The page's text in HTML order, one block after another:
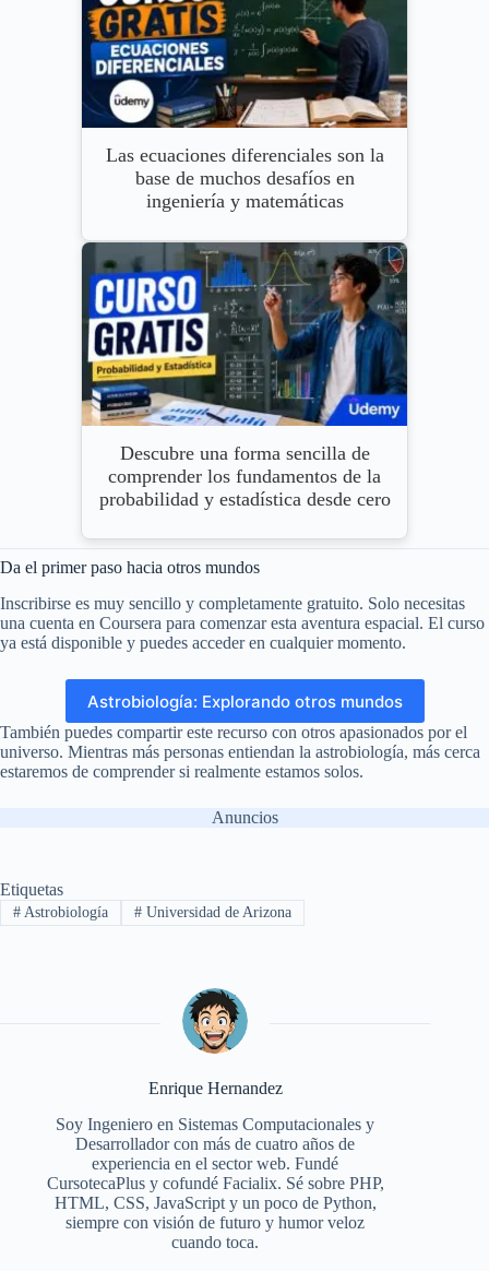
Las ecuaciones diferenciales son la
base de muchos desafíos en
ingeniería y matemáticas
Descubre una forma sencilla de
comprender los fundamentos de la
probabilidad y estadística desde cero
Da el primer paso hacia otros mundos
Inscribirse es muy sencillo y completamente gratuito. Solo necesitas
una cuenta en Coursera para comenzar esta aventura espacial. El curso
ya está disponible y puedes acceder en cualquier momento.
Astrobiología: Explorando otros mundos
También puedes compartir este recurso con otros apasionados por el
universo. Mientras más personas entiendan la astrobiología, más cerca
estaremos de comprender si realmente estamos solos.
Anuncios
Etiquetas
#Astrobiología #Universidad de Arizona
Enrique Hernandez
Soy Ingeniero en Sistemas Computacionales y
Desarrollador con más de cuatro años de
experiencia en el sector web. Fundé
CursotecaPlus y cofundé Facialix. Sé sobre PHP,
HTML, CSS, JavaScript y un poco de Python,
siempre con visión de futuro y humor veloz
cuando toca.